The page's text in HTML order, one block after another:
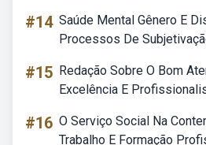
#14 Saúde Mental Gênero E
Processos De
#15 Redação Sobre O Bom
Excelência E
#16 O Serviço Social Na
Trabalho E Formação